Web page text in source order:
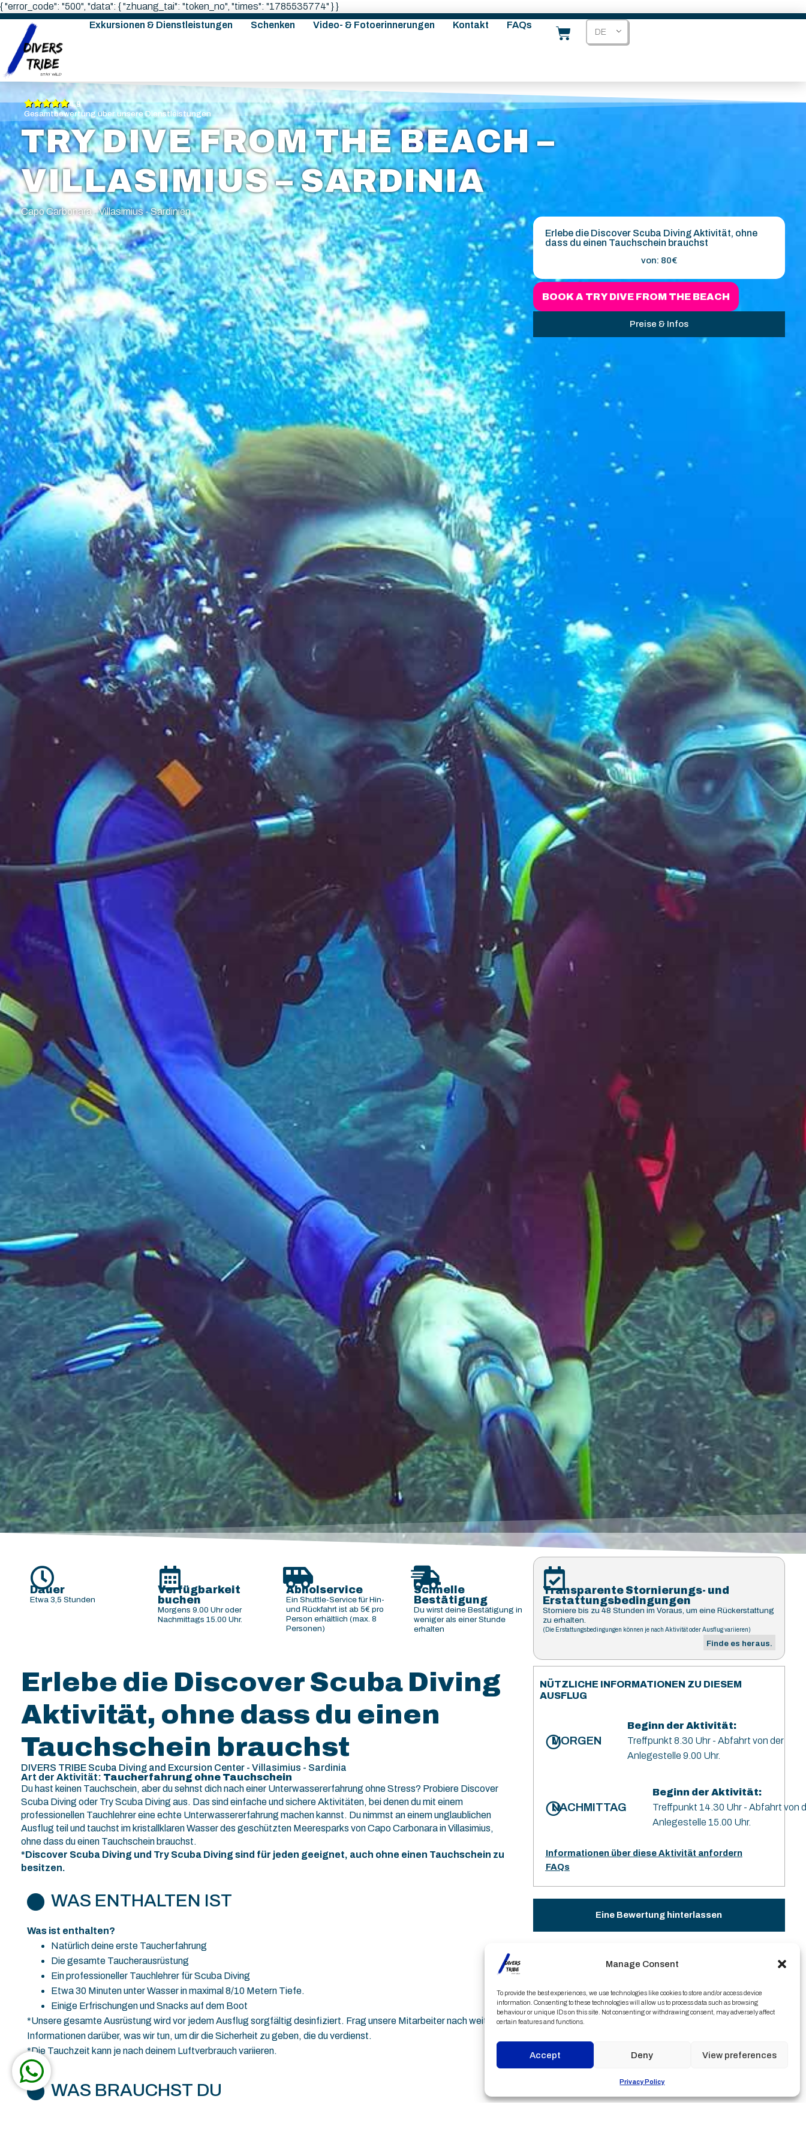
Manage Consent
To provide the best experiences, we use technologies like cookies to store and/or access device
information. Consenting to these technologies will allow us to process data such as browsing
behaviour or unique IDs on this site. Not consenting or withdrawing consent, may adversely affect
certain features and functions.
Accept Deny View preferences
Privacy Policy
{ "error_code": "500", "data": { "zhuang_tai": "token_no", "times": "1785535774" } }
Exkursionen & Dienstleistungen
Schenken Video- & Fotoerinnerungen Kontakt FAQs
DE
4.9
Gesamtbewertung über unsere Dienstleistungen
TRY DIVE FROM THE BEACH –
VILLASIMIUS – SARDINIA
Capo Carbonara - Villasimius - Sardinien
Erlebe die Discover Scuba Diving Aktivität, ohne
dass du einen Tauchschein brauchst
von: 80€
BOOK A TRY DIVE FROM THE BEACH
Preise & Infos
Dauer
Etwa 3,5 Stunden
Verfügbarkeit
buchen
Morgens 9.00 Uhr oder
Nachmittags 15.00 Uhr.
Abholservice
Ein Shuttle-Service für Hin-
und Rückfahrt ist ab 5€ pro
Person erhältlich (max. 8
Personen)
Schnelle
Bestätigung
Du wirst deine Bestätigung in
weniger als einer Stunde
erhalten
Transparente Stornierungs- und
Erstattungsbedingungen
Storniere bis zu 48 Stunden im Voraus, um eine Rückerstattung
zu erhalten.
(Die Erstattungsbedingungen können je nach Aktivität oder Ausflug variieren)
Finde es heraus.
Erlebe die Discover Scuba Diving
Aktivität, ohne dass du einen
Tauchschein brauchst
DIVERS TRIBE Scuba Diving and Excursion Center - Villasimius - Sardinia
Art der Aktivität: Taucherfahrung ohne Tauchschein
Du hast keinen Tauchschein, aber du sehnst dich nach einer Unterwassererfahrung ohne Stress? Probiere Discover
Scuba Diving oder Try Scuba Diving aus. Das sind einfache und sichere Aktivitäten, bei denen du mit einem
professionellen Tauchlehrer eine echte Unterwassererfahrung machen kannst. Du nimmst an einem unglaublichen
Ausflug teil und tauchst im kristallklaren Wasser des geschützten Meeresparks von Capo Carbonara in Villasimius,
ohne dass du einen Tauchschein brauchst.
*Discover Scuba Diving und Try Scuba Diving sind für jeden geeignet, auch ohne einen Tauchschein zu
besitzen.
WAS ENTHALTEN IST
Was ist enthalten?
Natürlich deine erste Taucherfahrung
Die gesamte Taucherausrüstung
Ein professioneller Tauchlehrer für Scuba Diving
Etwa 30 Minuten unter Wasser in maximal 8/10 Metern Tiefe.
Einige Erfrischungen und Snacks auf dem Boot
*Unsere gesamte Ausrüstung wird vor jedem Ausflug sorgfältig desinfiziert. Frag unsere Mitarbeiter nach weiteren
Informationen darüber, was wir tun, um dir die Sicherheit zu geben, die du verdienst.
*Die Tauchzeit kann je nach deinem Luftverbrauch variieren.
WAS BRAUCHST DU
NÜTZLICHE INFORMATIONEN ZU DIESEM
AUSFLUG
MORGEN
Beginn der Aktivität:
Treffpunkt 8.30 Uhr - Abfahrt von der
Anlegestelle 9.00 Uhr.
NACHMITTAG
Beginn der Aktivität:
Treffpunkt 14.30 Uhr - Abfahrt von
Anlegestelle 15.00 Uhr.
Informationen über diese Aktivität anfordern
FAQs
Eine Bewertung hinterlassen
LinkedIn WhatsApp
Telegramm